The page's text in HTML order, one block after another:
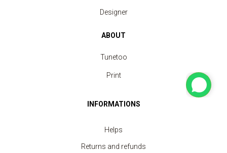
Designer
ABOUT
Tunetoo
Print
INFORMATIONS
Helps
Returns and refunds